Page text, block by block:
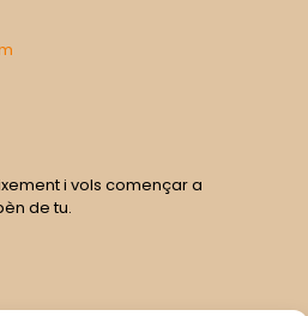
i vols començar a
de tu.